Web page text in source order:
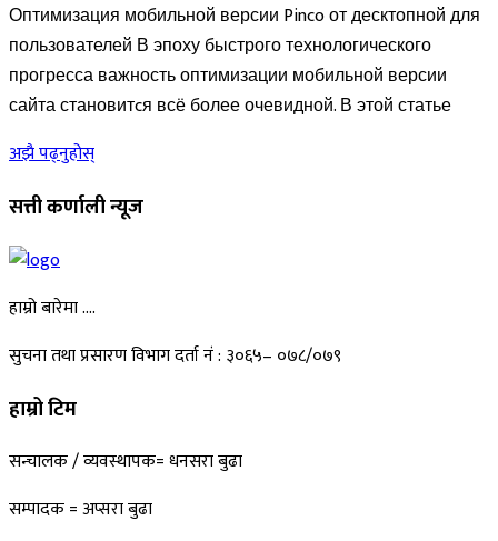
Оптимизация мобильной версии Pinco от десктопной для
пользователей В эпоху быстрого технологического
прогресса важность оптимизации мобильной версии
сайта становитcя всё более очевидной. В этой статье
अझै पढ्नुहोस्
सत्ती कर्णाली न्यूज
हाम्रो बारेमा ….
सुचना तथा प्रसारण विभाग दर्ता नं : ३०६५– ०७८/०७९
हाम्रो टिम
सन्चालक / व्यवस्थापक= धनसरा बुढा
सम्पादक = अप्सरा बुढा